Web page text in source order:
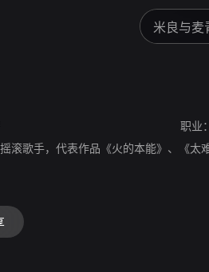
职业：
滚歌手，代表作品《火的本能》、《太